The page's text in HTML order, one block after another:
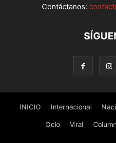
Contáctanos:
INICIO Internacional
Ocio Viral